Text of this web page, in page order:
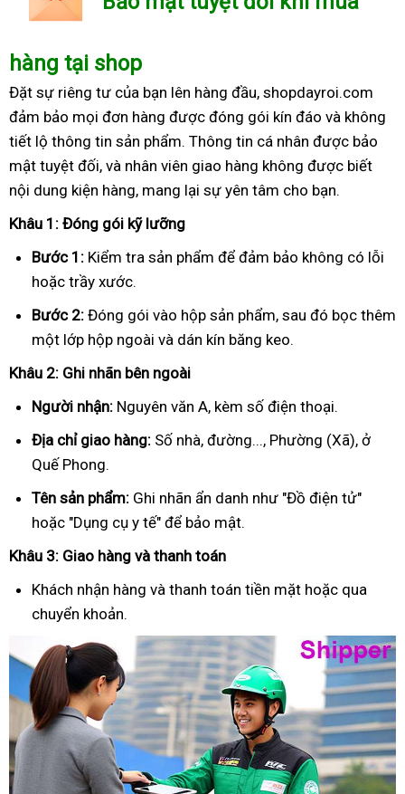
hàng tại shop
Đặt sự riêng tư của bạn lên hàng đầu, shopdayroi.com
đảm bảo mọi đơn hàng được đóng gói kín đáo và không
tiết lộ thông tin sản phẩm. Thông tin cá nhân được bảo
mật tuyệt đối, và nhân viên giao hàng không được biết
nội dung kiện hàng, mang lại sự yên tâm cho bạn.
Khâu 1: Đóng gói kỹ lưỡng
Bước 1: Kiểm tra sản phẩm để đảm bảo không có lỗi
hoặc trầy xước.
Bước 2: Đóng gói vào hộp sản phẩm, sau đó bọc thêm
một lớp hộp ngoài và dán kín băng keo.
Khâu 2: Ghi nhãn bên ngoài
Người nhận: Nguyên văn A, kèm số điện thoại.
Địa chỉ giao hàng: Số nhà, đường..., Phường (Xã), ở
Quế Phong.
Tên sản phẩm: Ghi nhãn ẩn danh như "Đồ điện tử"
hoặc "Dụng cụ y tế" để bảo mật.
Khâu 3: Giao hàng và thanh toán
Khách nhận hàng và thanh toán tiền mặt hoặc qua
chuyển khoản.